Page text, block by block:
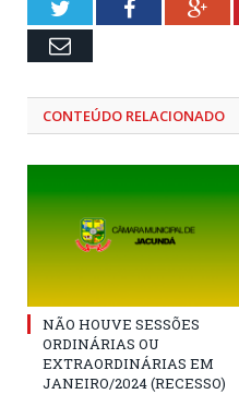
TwitterFacebook
Email
CONTEÚDO RELACIONADO
NÃO HOUVE SESSÕES
ORDINÁRIAS OU
EXTRAORDINÁRIAS EM
JANEIRO/2024 (RECESSO)